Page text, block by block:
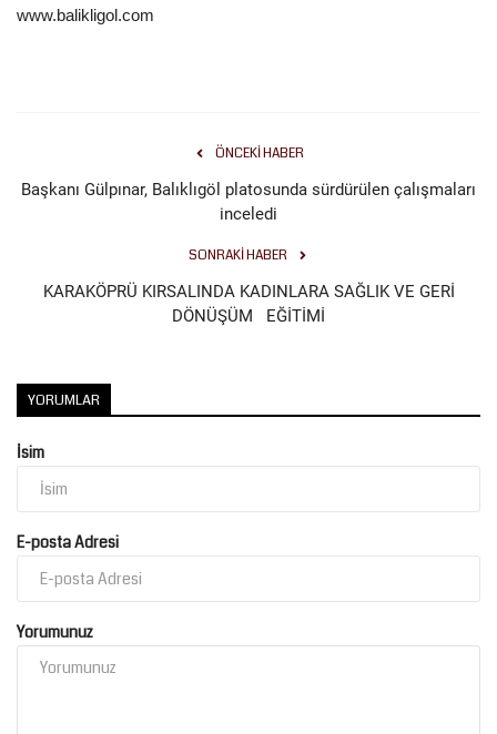
www.balikligol.com
ÖNCEKI HABER
Başkanı Gülpınar, Balıklıgöl platosunda sürdürülen çalışmaları
inceledi
SONRAKI HABER
KARAKÖPRÜ KIRSALINDA KADINLARA SAĞLIK VE GERİ
DÖNÜŞÜM EĞİTİMİ
YORUMLAR
İsim
E-posta Adresi
Yorumunuz